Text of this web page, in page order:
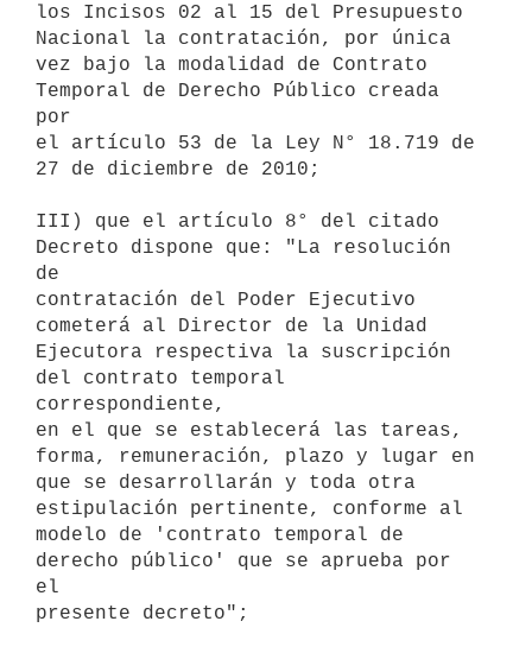
los Incisos 02 al 15 del Presupuesto
Nacional la contratación, por única
vez bajo la modalidad de Contrato
Temporal de Derecho Público creada
por
el artículo 53 de la Ley N° 18.719 de
27 de diciembre de 2010;
III) que el artículo 8° del citado
Decreto dispone que: "La resolución
de
contratación del Poder Ejecutivo
cometerá al Director de la Unidad
Ejecutora respectiva la suscripción
del contrato temporal
correspondiente,
en el que se establecerá las tareas,
forma, remuneración, plazo y lugar en
que se desarrollarán y toda otra
estipulación pertinente, conforme al
modelo de 'contrato temporal de
derecho público' que se aprueba por
el
presente decreto";